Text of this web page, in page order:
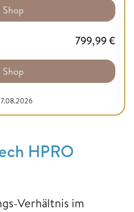
Shop
799,99€
Shop
HPRO
Verhältnis im